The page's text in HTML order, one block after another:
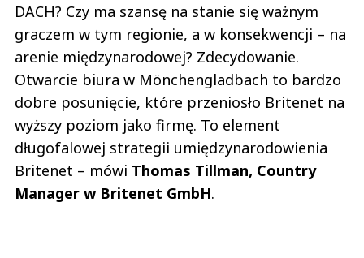
DACH? Czy ma szansę na stanie się ważnym
graczem w tym regionie, a w konsekwencji – na
arenie międzynarodowej? Zdecydowanie.
Otwarcie biura w Mönchengladbach to bardzo
dobre posunięcie, które przeniosło Britenet na
wyższy poziom jako firmę. To element
długofalowej strategii umiędzynarodowienia
Britenet – mówi Thomas Tillman, Country
Manager w Britenet GmbH.